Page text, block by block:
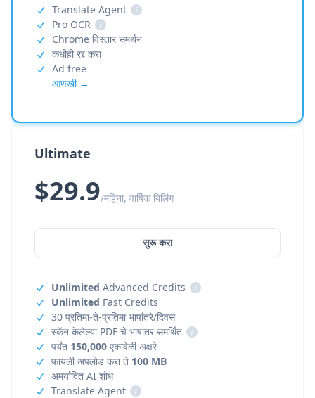
Translate Agent
i
Pro OCR
i
Chrome विस्तार समर्थन
कधीही रद्द करा
Ad free
आणखी →
Ultimate
$29.9/महिना, वार्षिक बिलिंग
सुरू करा
Unlimited Advanced Credits
i
Unlimited Fast Credits
30 प्रतिमा-ते-प्रतिमा भाषांतरे/दिवस
स्कॅन केलेल्या PDF चे भाषांतर समर्थित
i
पर्यंत 150,000 एकावेळी अक्षरे
फायली अपलोड करा ते 100 MB
अमर्यादित AI शोध
Translate Agent
i